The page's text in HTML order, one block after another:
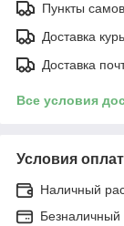
Пункты
Доставка
Доставка
Все условия
Условия
Наличный
Безналичный